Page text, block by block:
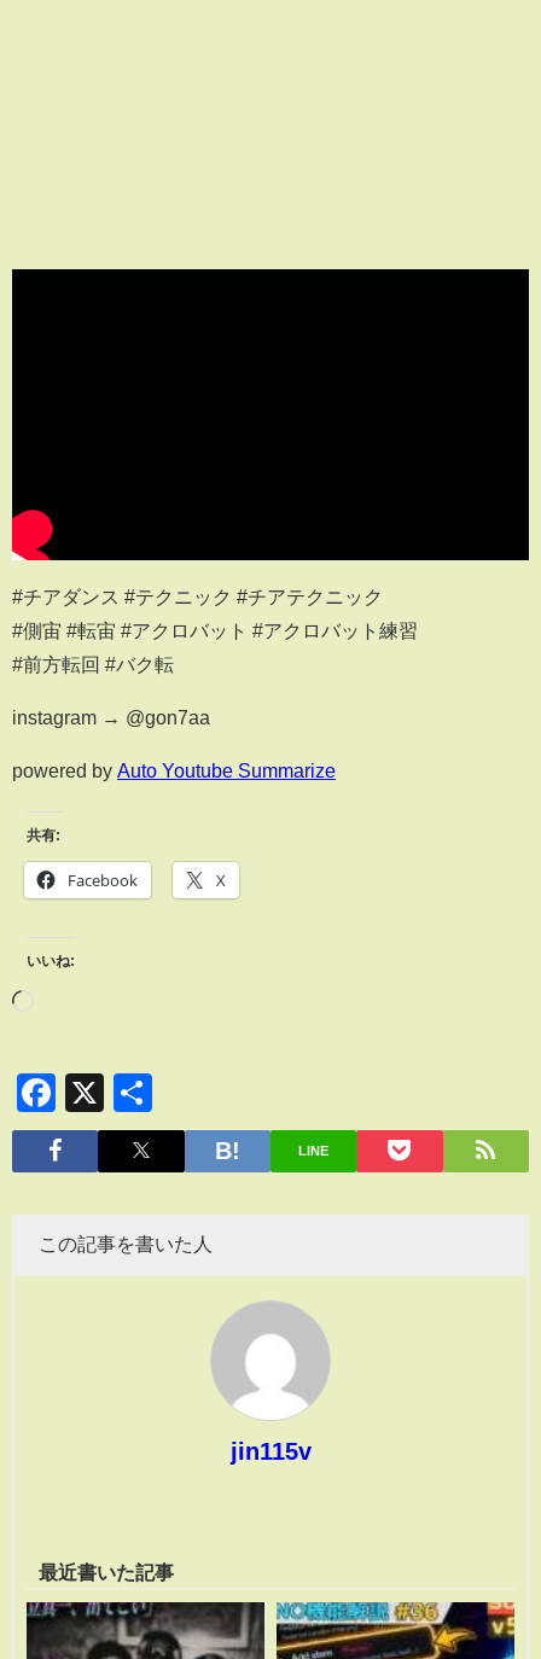
#チアダンス #テクニック #チアテクニック
#側宙 #転宙 #アクロバット #アクロバット練習
#前方転回 #バク転
instagram → @gon7aa
powered by Auto Youtube Summarize
共有:
Facebook X
いいね:
Facebook
X
有
LINE
この記事を書いた人
jin115v
最近書いた記事